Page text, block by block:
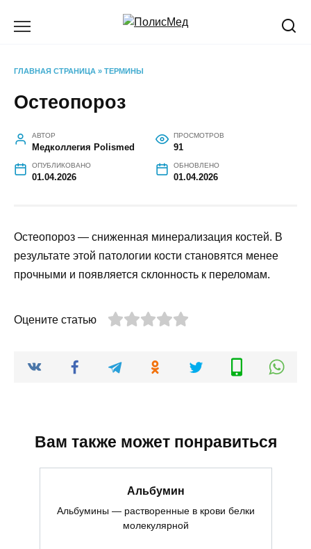
ГЛАВНАЯ СТРАНИЦА » ТЕРМИНЫ
Остеопороз
АВТОР
Медколлегия Polismed
ПРОСМОТРОВ
91
ОПУБЛИКОВАНО
01.04.2026
ОБНОВЛЕНО
01.04.2026
Остеопороз — сниженная минерализация костей. В
результате этой патологии кости становятся менее
прочными и появляется склонность к переломам.
Оцените статью
Вам также может понравиться
Альбумин
Альбумины — растворенные в крови белки
молекулярной